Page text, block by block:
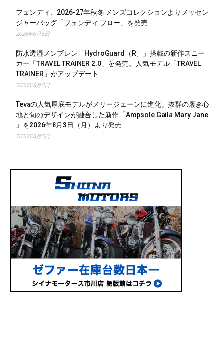
フェンディ、2026-27年秋冬 メンズコレクションよりメッセン
ジャーバッグ「フェンディ フロー」を発売
2026年8月6日
防水透湿メンブレン「HydroGuard（R）」搭載の新作スニー
カー「TRAVEL TRAINER 2.0」を発売。人気モデル「TRAVEL
TRAINER」がアップデート
2026年8月5日
Tevaの人気厚底モデルがメリージェーンに進化。抜群の履き心
地と旬のデザインが融合した新作「Ampsole Gaila Mary Jane
」を2026年8月3日（月）より発売
2026年8月5日